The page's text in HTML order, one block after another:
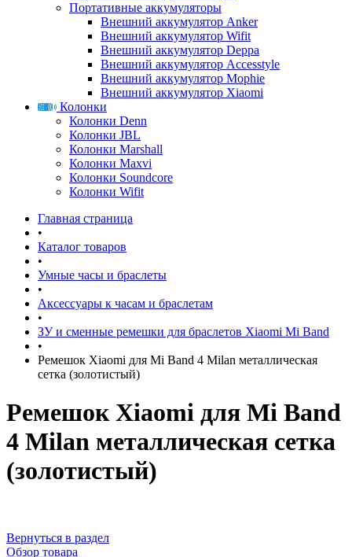
Портативные аккумуляторы
Внешний аккумулятор Anker
Внешний аккумулятор Wifit
Внешний аккумулятор Deppa
Внешний аккумулятор Accesstyle
Внешний аккумулятор Mophie
Внешний аккумулятор Xiaomi
Колонки
Колонки Denn
Колонки JBL
Колонки Marshall
Колонки Maxvi
Колонки Soundcore
Колонки Wifit
Главная страница
•
Каталог товаров
•
Умные часы и браслеты
•
Аксессуары к часам и браслетам
•
ЗУ и сменные ремешки для браслетов Xiaomi Mi Band
•
Ремешок Xiaomi для Mi Band 4 Milan металлическая
сетка (золотистый)
Ремешок Xiaomi для Mi Band
4 Milan металлическая сетка
(золотистый)
Вернуться в раздел
Обзор товара